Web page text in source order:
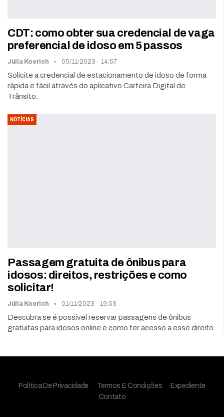
CDT: como obter sua credencial de vaga
preferencial de idoso em 5 passos
Júlia Koerich 05/11/2023 - 14:57
Solicite a credencial de estacionamento de idoso de forma
rápida e fácil através do aplicativo Carteira Digital de
Trânsito.
NOTÍCIAS
Passagem gratuita de ônibus para
idosos: direitos, restrições e como
solicitar!
Júlia Koerich 01/11/2023 - 19:03
Descubra se é possível reservar passagens de ônibus
gratuitas para idosos online e como ter acesso a esse direito.
Política De Privacidade Termos E Condições
Expediente
Contato